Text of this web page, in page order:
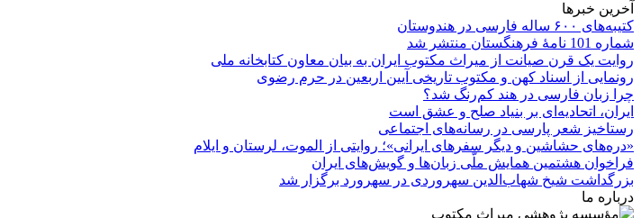
آخرین خبرها
کتیبه‌های ۶۰۰ ساله فارسی در هندوستان
شماره 101 نامۀ فرهنگستان منتشر شد
روایت یک قرن صیانت از میراث مکتوب ایران به بیان معاون کتابخانه ملی
رونمایی از اسناد کهن و مکتوب تاریخی آیین اربعین در حرم رضوی
چرا زبان فارسی در هند کم‌رنگ شد؟
ایران، اتحادیه‌ای بر بنیاد صلح و عشق است
رستاخیز شعر پارسی در رسانه‌های اجتماعی
«دره‌های حشاشین و دیگر سفرهای ایرانی»؛ روایتی از الموت، لرستان و ایلام
فراخوان هشتمین همایش ملّی زبان‌ها و گویش‌های ایران
بزرگداشت شیخ شهاب‌الدین سهروردی در سهرورد برگزار شد
درباره ما